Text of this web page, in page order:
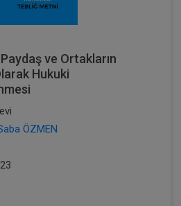
ve Ortakların
Hukuki
ÖZMEN